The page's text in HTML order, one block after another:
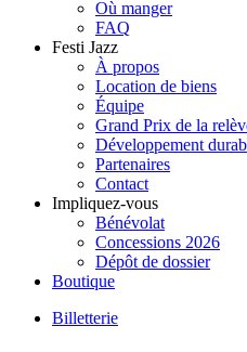
Où manger
FAQ
Festi Jazz
À propos
Location de biens
Équipe
Grand Prix de la
Développement
Partenaires
Contact
Impliquez-vous
Bénévolat
Concessions 2026
Dépôt de dossier
Boutique
Billetterie